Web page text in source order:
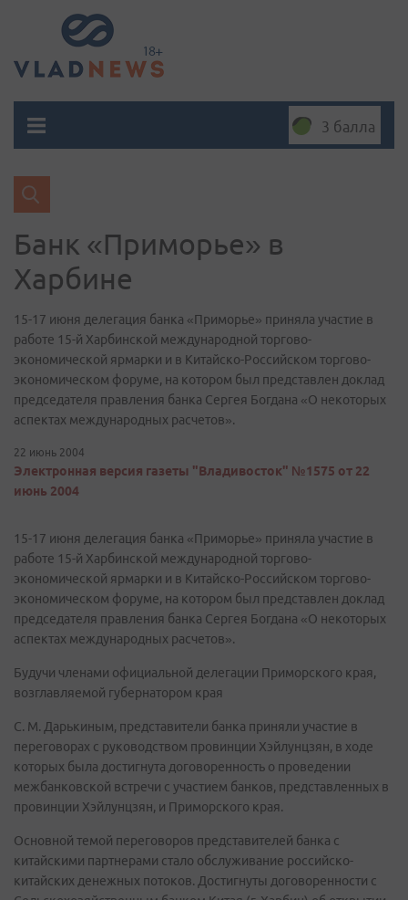
3 балла
Банк «Приморье» в
Харбине
15-17 июня делегация банка «Приморье» приняла участие в
работе 15-й Харбинской международной торгово-
экономической ярмарки и в Китайско-Российском торгово-
экономическом форуме, на котором был представлен доклад
председателя правления банка Сергея Богдана «О некоторых
аспектах международных расчетов».
22 июнь 2004
Электронная версия газеты "Владивосток" №1575 от 22
июнь 2004
15-17 июня делегация банка «Приморье» приняла участие в
работе 15-й Харбинской международной торгово-
экономической ярмарки и в Китайско-Российском торгово-
экономическом форуме, на котором был представлен доклад
председателя правления банка Сергея Богдана «О некоторых
аспектах международных расчетов».
Будучи членами официальной делегации Приморского края,
возглавляемой губернатором края
С. М. Дарькиным, представители банка приняли участие в
переговорах с руководством провинции Хэйлунцзян, в ходе
которых была достигнута договоренность о проведении
межбанковской встречи с участием банков, представленных в
провинции Хэйлунцзян, и Приморского края.
Основной темой переговоров представителей банка с
китайскими партнерами стало обслуживание российско-
китайских денежных потоков. Достигнуты договоренности с